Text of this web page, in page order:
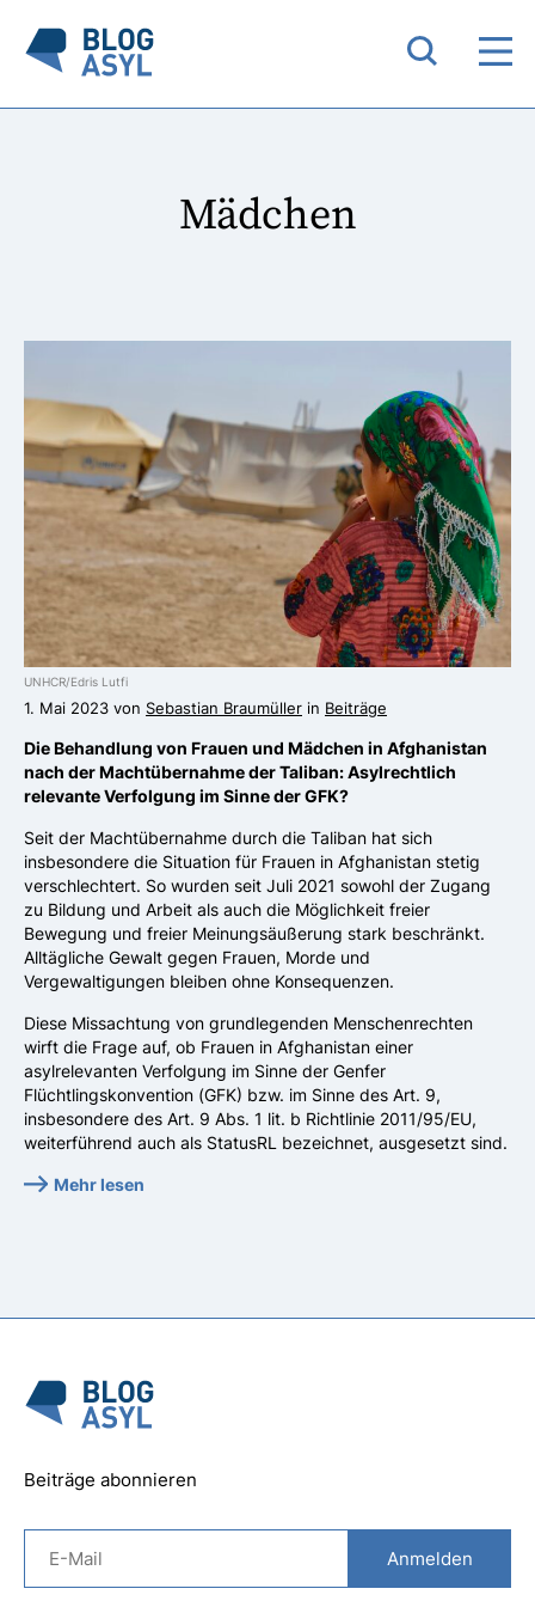
Mädchen
UNHCR/Edris Lutfi
1. Mai 2023 von Sebastian Braumüller in Beiträge
Die Behandlung von Frauen und Mädchen in Afghanistan
nach der Machtübernahme der Taliban: Asylrechtlich
relevante Verfolgung im Sinne der GFK?
Seit der Machtübernahme durch die Taliban hat sich
insbesondere die Situation für Frauen in Afghanistan stetig
verschlechtert. So wurden seit Juli 2021 sowohl der Zugang
zu Bildung und Arbeit als auch die Möglichkeit freier
Bewegung und freier Meinungsäußerung stark beschränkt.
Alltägliche Gewalt gegen Frauen, Morde und
Vergewaltigungen bleiben ohne Konsequenzen.
Diese Missachtung von grundlegenden Menschenrechten
wirft die Frage auf, ob Frauen in Afghanistan einer
asylrelevanten Verfolgung im Sinne der Genfer
Flüchtlingskonvention (GFK) bzw. im Sinne des Art. 9,
insbesondere des Art. 9 Abs. 1 lit. b Richtlinie 2011/95/EU,
weiterführend auch als StatusRL bezeichnet, ausgesetzt sind.
Mehr lesen
Beiträge abonnieren